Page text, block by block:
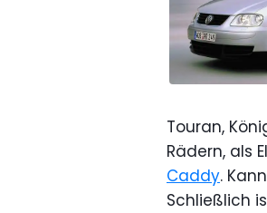
Touran,
Rädern, als
Caddy.
Schließlich